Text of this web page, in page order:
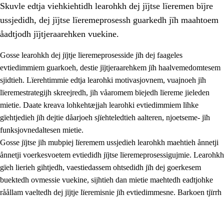
2.1 Sosijaale lïereme jïh evtiedimmie
Maahtoe faagine
2.3 Vihkeles tjiehpiesvoeth
Skuvle edtja viehkiehtidh learohkh dej jïjtse lïeremen bïjre
ussjedidh, dej jïjtse lïeremeprosessh guarkedh jïh maahtoem
åadtjodh jïjtjeraarehken vuekine.
Gosse learohkh dej jïjtje lïeremeprosesside jïh dej faageles
evtiedimmiem guarkoeh, destie jïjtjeraarehkem jïh haalvemedomtesem
sjidtieh. Lïerehtimmie edtja learohki motivasjovnem, vuajnoeh jïh
lïeremestrategijh skreejredh, jïh våaromem bïejedh lïereme jieleden
mietie. Daate kreava lohkehtæjjah learohki evtiedimmiem lïhke
gïehtjedieh jïh dejtie dåarjoeh sjïehteledtieh aalteren, njoetseme- jïh
funksjovnedaltesen mietie.
Gosse jïjtse jïh mubpiej lïeremem ussjedieh learohkh maehtieh ånnetji
ånnetji voerkesvoetem evtiedidh jïjtse lïeremeprosessigujmie. Learohkh
gïeh lierieh gihtjedh, vaestiedassem ohtsedidh jïh dej goerkesem
buektedh ovmessie vuekine, sijhtieh dan mietie maehtedh eadtjohke
råållam vaeltedh dej jïjtje lïeremisnie jïh evtiedimmesne. Barkoen tjïrrh